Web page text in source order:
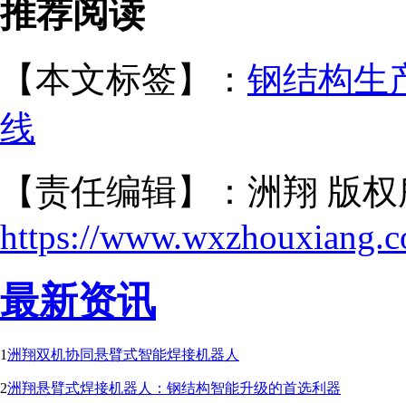
推荐阅读
【本文标签】： 钢结构生
线
【责任编辑】：洲翔 版
https://
最新资讯
1洲翔双机协同悬臂式智能焊接机器人
2洲翔悬臂式焊接机器人：钢结构智能升级的首选利器